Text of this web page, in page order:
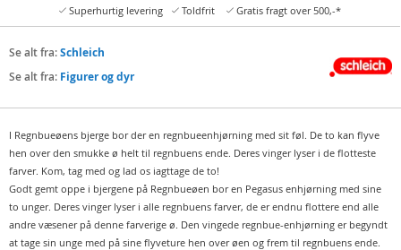
Superhurtig levering
Toldfrit Gratis fragt over 500,-*
Se alt fra:Schleich
Se alt fra: Figurer og dyr
I Regnbueøens bjerge bor der en regnbueenhjørning med sit føl. De to kan flyve
hen over den smukke ø helt til regnbuens ende. Deres vinger lyser i de flotteste
farver. Kom, tag med og lad os iagttage de to!
Godt gemt oppe i bjergene på Regnbueøen bor en Pegasus enhjørning med sine
to unger. Deres vinger lyser i alle regnbuens farver, de er endnu flottere end alle
andre væsener på denne farverige ø. Den vingede regnbue-enhjørning er begyndt
at tage sin unge med på sine flyveture hen over øen og frem til regnbuens ende.